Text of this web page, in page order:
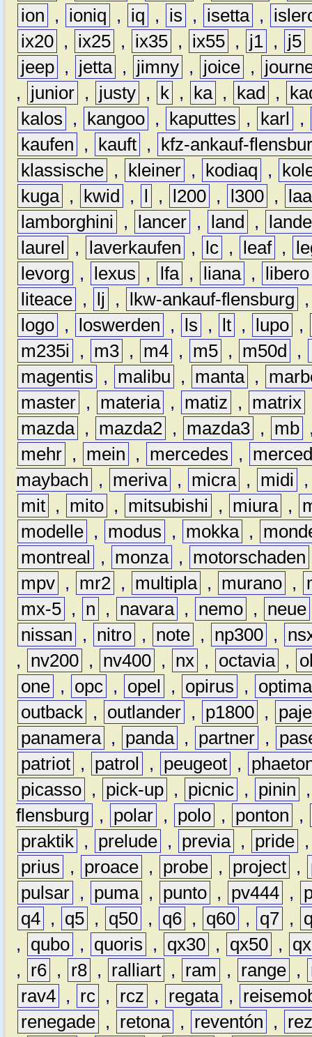
ion
, ioniq , iq , is , isetta ,
ix20 , ix25 , ix35 , ix55 , j1 , j5
jeep , jetta , jimny , joice ,
,
junior , justy , k , ka , kad ,
kalos
, kangoo , kaputtes , karl
,
kaufen
, kauft ,
kfz-ankauf-
klassische , kleiner , kodiaq ,
kuga , kwid , l , l200 , l300 ,
lamborghini
, lancer , land ,
laurel
, laverkaufen , lc , leaf ,
levorg
, lexus , lfa , liana ,
libero
liteace , lj , lkw-ankauf-flensburg
logo , loswerden , ls , lt , lupo ,
m235i
, m3 , m4 , m5 , m50d ,
magentis
, malibu , manta ,
master , materia , matiz , matrix
mazda , mazda2 , mazda3 , mb
mehr , mein , mercedes ,
maybach
, meriva , micra , midi
mit , mito , mitsubishi , miura ,
modelle , modus , mokka ,
montreal
, monza , motorschaden
mpv , mr2 , multipla , murano ,
mx-5 , n , navara , nemo , neue
nissan
, nitro , note , np300 ,
,
nv200 , nv400 , nx , octavia ,
one , opc , opel , opirus ,
optima
outback , outlander , p1800 ,
panamera , panda , partner ,
patriot , patrol , peugeot ,
picasso , pick-up , picnic , pinin
flensburg
, polar , polo , ponton
,
praktik , prelude , previa , pride
prius
, proace , probe , project ,
pulsar , puma , punto , pv444 ,
q4 , q5 , q50 , q6 , q60 , q7 ,
,
qubo , quoris , qx30 , qx50 ,
,
r6 , r8 , ralliart , ram , range ,
rav4 , rc , rcz , regata ,
renegade , retona , reventón ,